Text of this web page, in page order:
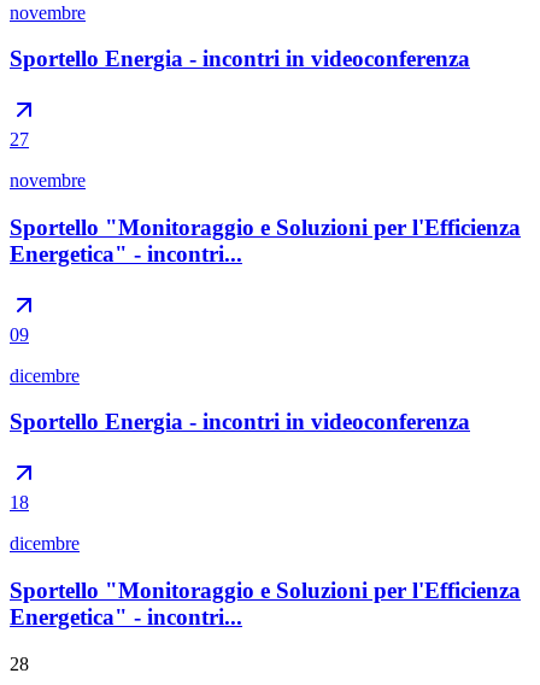
novembre
Sportello Energia - incontri in videoconferenza
27
novembre
Sportello "Monitoraggio e Soluzioni per l'Efficienza
Energetica" - incontri...
09
dicembre
Sportello Energia - incontri in videoconferenza
18
dicembre
Sportello "Monitoraggio e Soluzioni per l'Efficienza
Energetica" - incontri...
28